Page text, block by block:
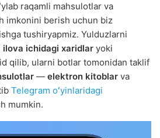
raqamli mahsulotlar va
imkonini berish uchun biz
ishga tushiryapmiz. Yulduzlarni
ilova ichidagi xaridlar yoki
qilib, ularni botlar tomonidan taklif
— elektron kitoblar va
Telegram oʻyinlaridagi
mumkin.